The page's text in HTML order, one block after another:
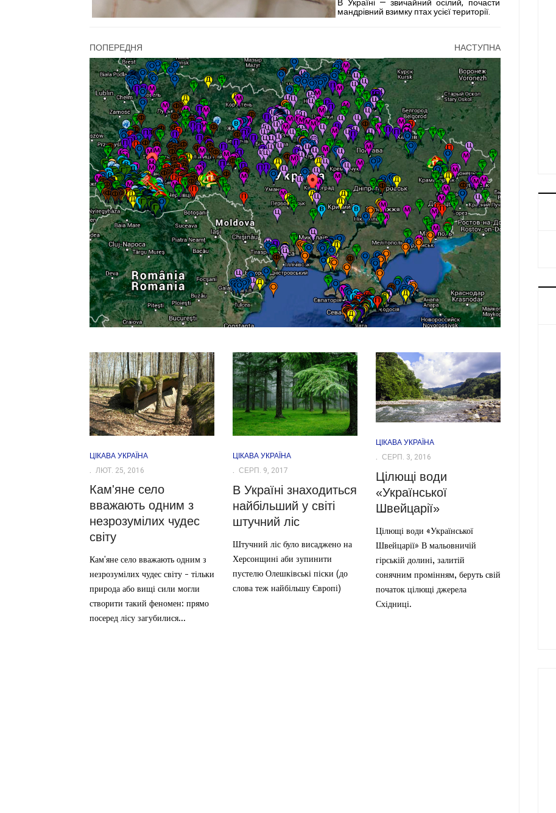
В Україні — звичайний осілий, почасти
мандрівний взимку птах усієї території.
ПОПЕРЕДНЯ НАСТУПНА
ЦІКАВА УКРАЇНА
ЛЮТ. 25, 2016
Кам'яне село
вважають одним з
незрозумілих чудес
світу
Кам'яне село вважають одним з
незрозумілих чудес світу - тільки
природа або вищі сили могли
створити такий феномен: прямо
посеред лісу загубилися...
ЦІКАВА УКРАЇНА
СЕРП. 9, 2017
В Україні знаходиться
найбільший у світі
штучний ліс
Штучний ліс було висаджено на
Херсонщині аби зупинити
пустелю Олешківські піски (до
слова теж найбільшу Європі)
ЦІКАВА УКРАЇНА
СЕРП. 3, 2016
Цілющі води
«Української
Швейцарії»
Цілющі води «Української
Швейцарії» В мальовничій
гірській долині, залитій
сонячним промінням, беруть свій
початок цілющі джерела
Східниці.